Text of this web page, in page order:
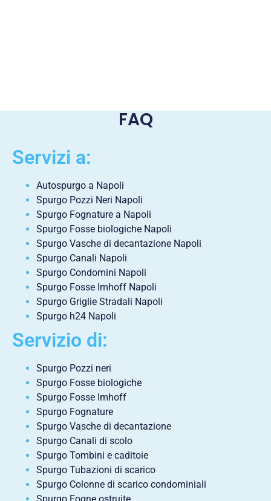
FAQ
Servizi a:
Autospurgo a Napoli
Spurgo Pozzi Neri Napoli
Spurgo Fognature a Napoli
Spurgo Fosse biologiche Napoli
Spurgo Vasche di decantazione Napoli
Spurgo Canali Napoli
Spurgo Condomini Napoli
Spurgo Fosse Imhoff Napoli
Spurgo Griglie Stradali Napoli
Spurgo h24 Napoli
Servizio di:
Spurgo Pozzi neri
Spurgo Fosse biologiche
Spurgo Fosse Imhoff
Spurgo Fognature
Spurgo Vasche di decantazione
Spurgo Canali di scolo
Spurgo Tombini e caditoie
Spurgo Tubazioni di scarico
Spurgo Colonne di scarico condominiali
Spurgo Fogne ostruite